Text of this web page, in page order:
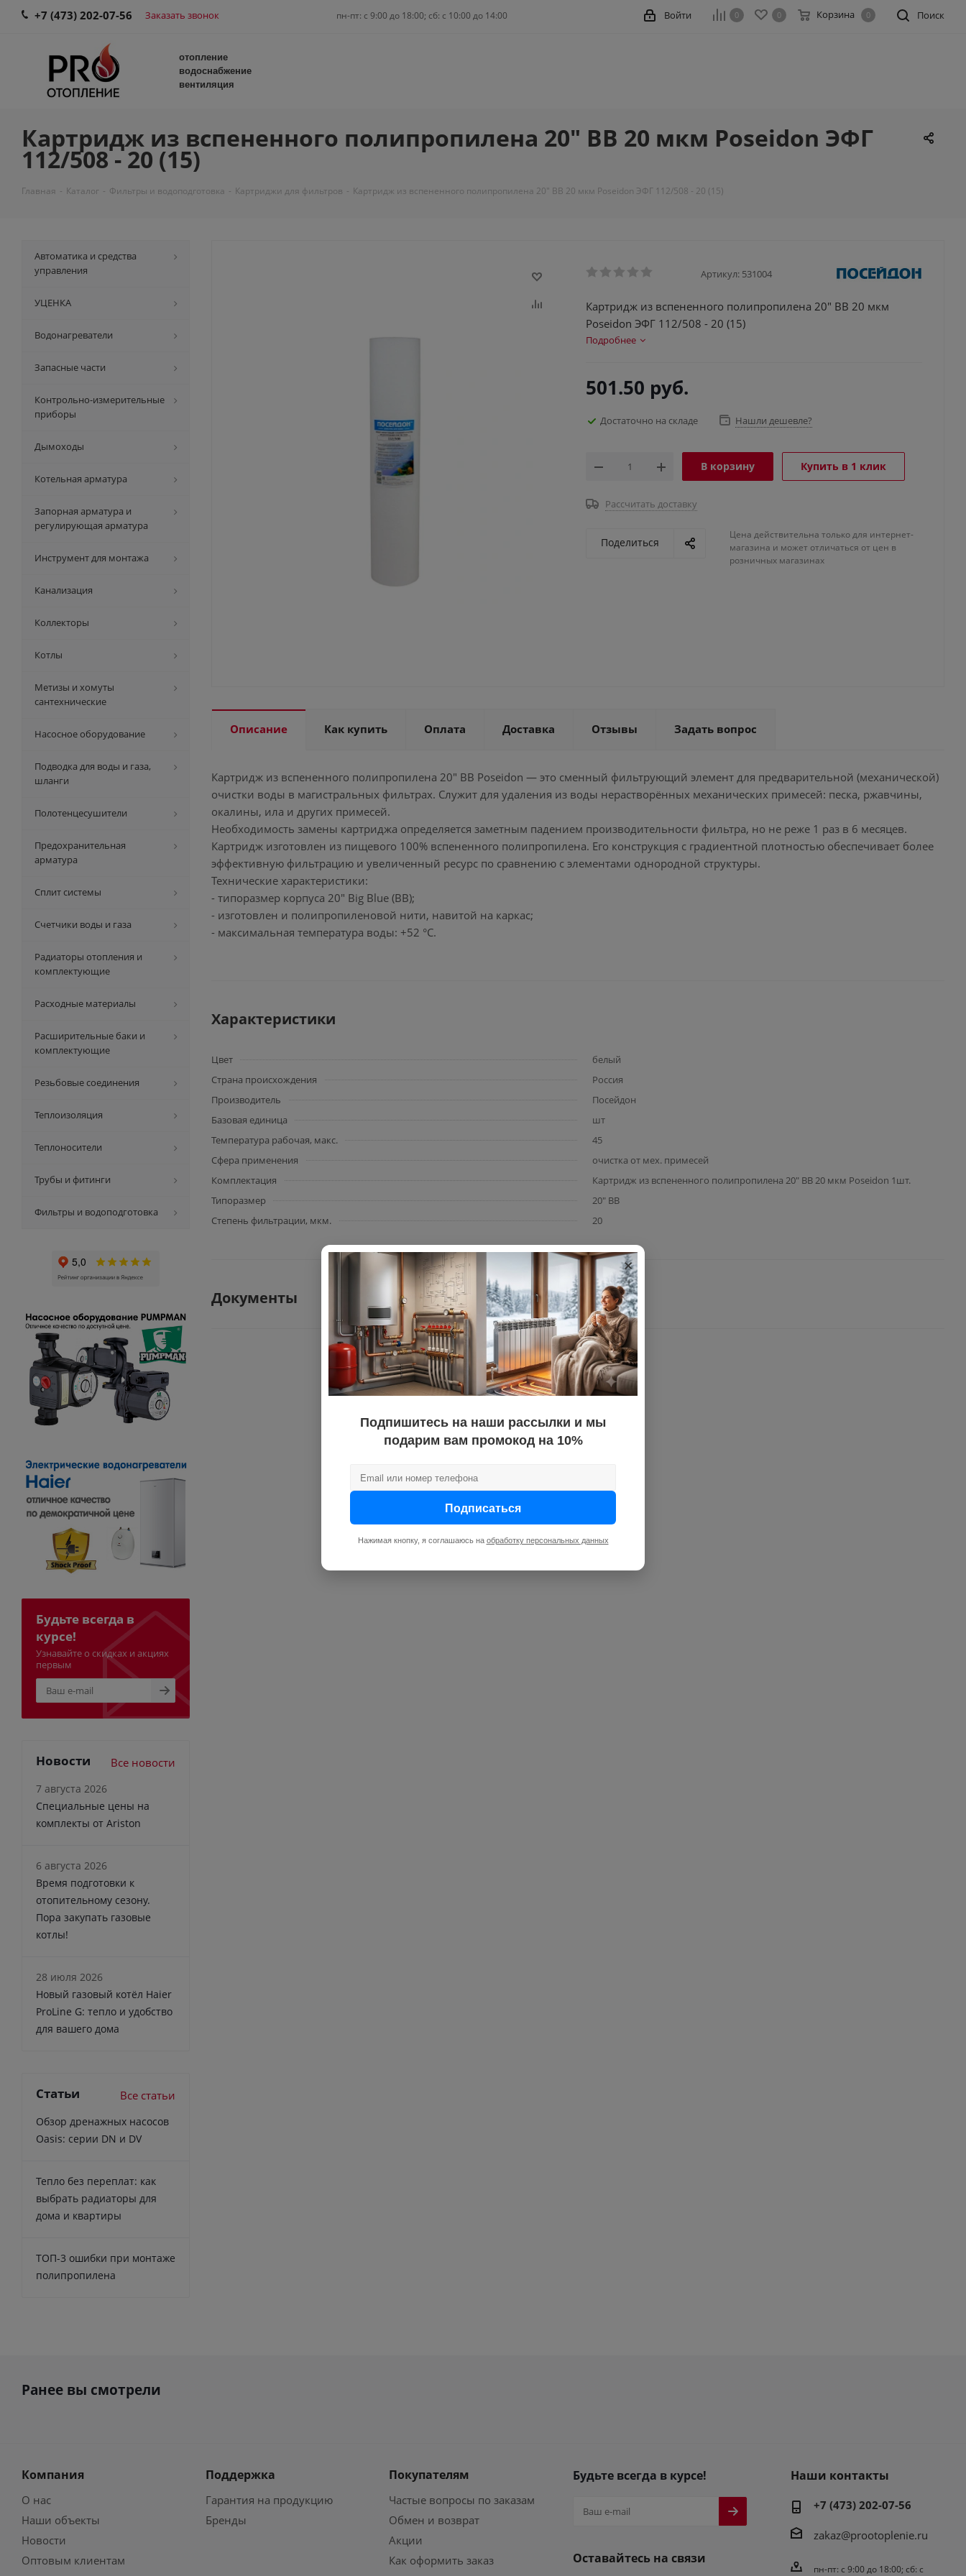
+7 (473) 202-07-56 Заказать звонок пн-пт: c 9:00 до 18:00; сб: с 10:00 до 14:00 Поиск
0 0 Корзина 0
Войти
отопление
водоснабжение
вентиляция
Картридж из вспененного полипропилена 20" BB 20 мкм Poseidon ЭФГ
112/508 - 20 (15)
Главная - Каталог - Фильтры и водоподготовка - Картриджи для фильтров - Картридж из вспененного полипропилена 20" BB 20 мкм Poseidon ЭФГ 112/508 - 20 (15)
Артикул: 531004
Картридж из вспененного полипропилена 20" BB 20 мкм
Poseidon ЭФГ 112/508 - 20 (15)
Подробнее
501.50 руб.
Достаточно на складе Нашли дешевле?
В корзину Купить в 1 клик
Рассчитать доставку
Поделиться
Цена действительна только для интернет-
магазина и может отличаться от цен в
розничных магазинах
Описание Как купить Оплата Доставка Отзывы Задать вопрос
Картридж из вспененного полипропилена 20" BB Poseidon — это сменный фильтрующий элемент для предварительной (механической)
очистки воды в магистральных фильтрах. Служит для удаления из воды нерастворённых механических примесей: песка, ржавчины,
окалины, ила и других примесей.
Необходимость замены картриджа определяется заметным падением производительности фильтра, но не реже 1 раз в 6 месяцев.
Картридж изготовлен из пищевого 100% вспененного полипропилена. Его конструкция с градиентной плотностью обеспечивает более
эффективную фильтрацию и увеличенный ресурс по сравнению с элементами однородной структуры.
Технические характеристики:
- типоразмер корпуса 20" Big Blue (BB);
- изготовлен и полипропиленовой нити, навитой на каркас;
- максимальная температура воды: +52 °С.
Характеристики
Цвет
белый
Страна происхождения
Россия
Производитель
Посейдон
Базовая единица
шт
Температура рабочая, макс.
45
Сфера применения
очистка от мех. примесей
Комплектация
Картридж из вспененного полипропилена 20" BB 20 мкм Poseidon 1шт.
Типоразмер
20" BB
Степень фильтрации, мкм.
20
Документы
Автоматика и средства
управления
УЦЕНКА
Водонагреватели
Запасные части
Контрольно-измерительные
приборы
Дымоходы
Котельная арматура
Запорная арматура и
регулирующая арматура
Инструмент для монтажа
Канализация
Коллекторы
Котлы
Метизы и хомуты
сантехнические
Насосное оборудование
Подводка для воды и газа,
шланги
Полотенцесушители
Предохранительная
арматура
Сплит системы
Счетчики воды и газа
Радиаторы отопления и
комплектующие
Расходные материалы
Расширительные баки и
комплектующие
Резьбовые соединения
Теплоизоляция
Теплоносители
Трубы и фитинги
Фильтры и водоподготовка
Будьте всегда в
курсе!
Узнавайте о скидках и акциях
первым
Новости Все новости
7 августа 2026
Специальные цены на
комплекты от Ariston
6 августа 2026
Время подготовки к
отопительному сезону.
Пора закупать газовые
котлы!
28 июля 2026
Новый газовый котёл Haier
ProLine G: тепло и удобство
для вашего дома
Статьи Все статьи
Обзор дренажных насосов
Oasis: серии DN и DV
Тепло без переплат: как
выбрать радиаторы для
дома и квартиры
ТОП-3 ошибки при монтаже
полипропилена
Ранее вы смотрели
Компания
О нас
Наши объекты
Новости
Оптовым клиентам
Поддержка
Гарантия на продукцию
Бренды
Покупателям
Частые вопросы по заказам
Обмен и возврат
Акции
Как оформить заказ
Будьте всегда в курсе!
Оставайтесь на связи
Наши контакты
+7 (473) 202-07-56
zakaz@prootoplenie.ru
пн-пт: c 9:00 до 18:00; сб: с
×
Подпишитесь на наши рассылки и мы
подарим вам промокод на 10%
Подписаться
Нажимая кнопку, я соглашаюсь на обработку персональных данных